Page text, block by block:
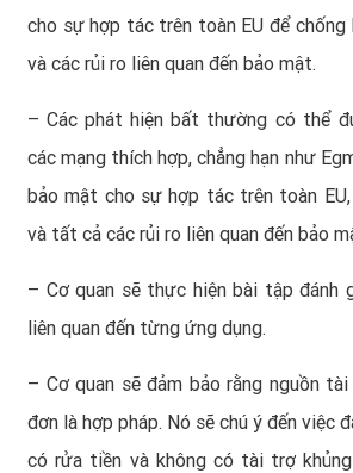
cho sự hợp tác trên toàn EU để
và các rủi ro liên quan đến bảo mật.
– Các phát hiện bất thường có thể
các mạng thích hợp, chẳng hạn như
bảo mật cho sự hợp tác trên toàn
và tất cả các rủi ro liên quan đến bảo
– Cơ quan sẽ thực hiện bài tập đánh
liên quan đến từng ứng dụng.
– Cơ quan sẽ đảm bảo rằng nguồn
đơn là hợp pháp. Nó sẽ chú ý đến việc
có rửa tiền và không có tài trợ